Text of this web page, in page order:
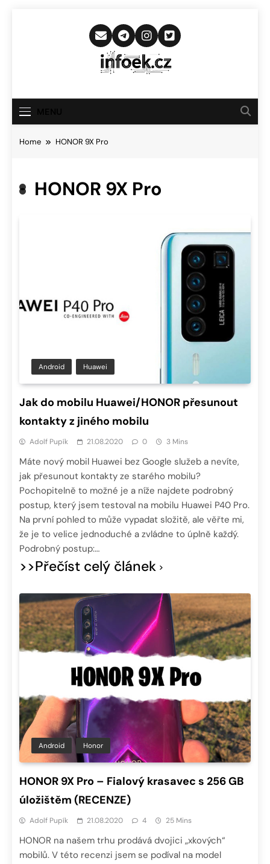
Infoek.cz
Novinkám
Home HONOR 9X Pro
HONOR 9X Pro
Android Huawei
Jak do mobilu Huawei/HONOR přesunout
kontakty z jiného mobilu
Adolf Pupík 21.08.2020 0 3 Mins
Máte nový mobil Huawei bez Google služeb a nevíte,
jak přesunout kontakty ze starého mobilu?
Pochopitelně to možné je a níže najdete podrobný
postup, který jsem testoval na mobilu Huawei P40 Pro.
Na první pohled to může vypadat složitě, ale věřte mi,
že je to velice jednoduché a zvládne to úplně každý.
Podrobný postup:…
>>Přečíst celý článek
Android Honor
HONOR 9X Pro – Fialový krasavec s 256 GB
úložištěm (RECENZE)
Adolf Pupík 21.08.2020 4 25 Mins
HONOR na našem trhu prodává dvojici „xkových“
mobilů. V této recenzi jsem se podíval na model